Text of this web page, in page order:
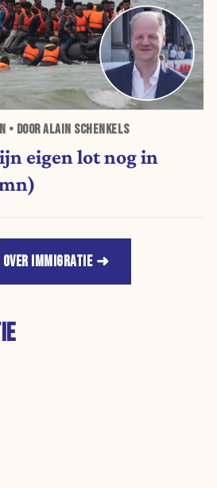
• DOOR ALAIN SCHENKELS
eigen lot nog in
IMMIGRATIE